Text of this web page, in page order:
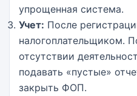
упрощенная система.
Учет: После
налогоплательщиком.
отсутствии
подавать «пустые»
закрыть ФОП.